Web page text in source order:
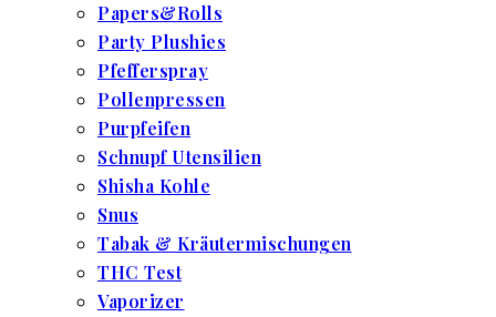
Papers&Rolls
Party Plushies
Pfefferspray
Pollenpressen
Purpfeifen
Schnupf Utensilien
Shisha Kohle
Snus
Tabak & Kräutermischungen
THC Test
Vaporizer